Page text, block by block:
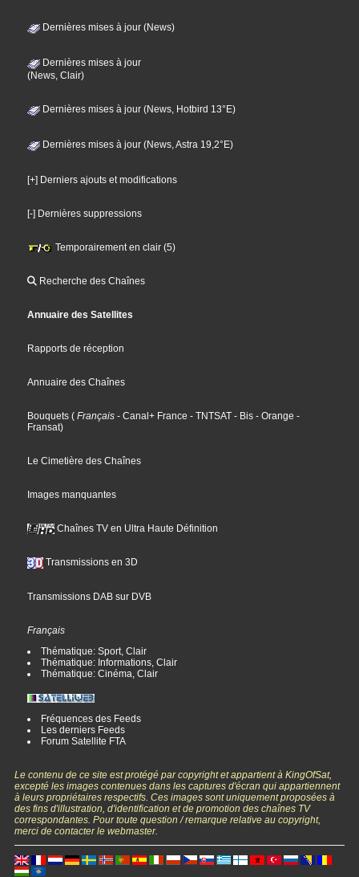
Dernières mises à jour (News)
Dernières mises à jour
(News, Clair)
Dernières mises à jour (News, Hotbird 13°E)
Dernières mises à jour (News, Astra 19,2°E)
[+] Derniers ajouts et modifications
[-] Dernières suppressions
Temporairement en clair (5)
Recherche des Chaînes
Annuaire des Satellites
Rapports de réception
Annuaire des Chaînes
Bouquets ( Français - Canal+ France - TNTSAT - Bis - Orange -
Fransat)
Le Cimetière des Chaînes
Images manquantes
Chaînes TV en Ultra Haute Définition
Transmissions en 3D
Transmissions DAB sur DVB
Français
Thématique: Sport, Clair
Thématique: Informations, Clair
Thématique: Cinéma, Clair
Fréquences des Feeds
Les derniers Feeds
Forum Satellite FTA
Le contenu de ce site est protégé par copyright et appartient à KingOfSat,
excepté les images contenues dans les captures d'écran qui appartiennent
à leurs propriétaires respectifs. Ces images sont uniquement proposées à
des fins d'illustration, d'identification et de promotion des chaînes TV
correspondantes. Pour toute question / remarque relative au copyright,
merci de contacter le webmaster.